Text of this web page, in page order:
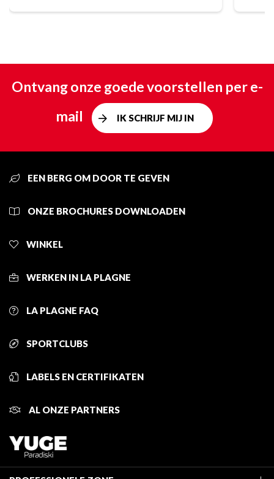
Ontvang onze goede voorstellen per e-
mail
IK SCHRIJF MIJ IN
EEN BERG OM DOOR TE GEVEN
ONZE BROCHURES DOWNLOADEN
WINKEL
WERKEN IN LA PLAGNE
LA PLAGNE FAQ
SPORTCLUBS
LABELS EN CERTIFIKATEN
AL ONZE PARTNERS